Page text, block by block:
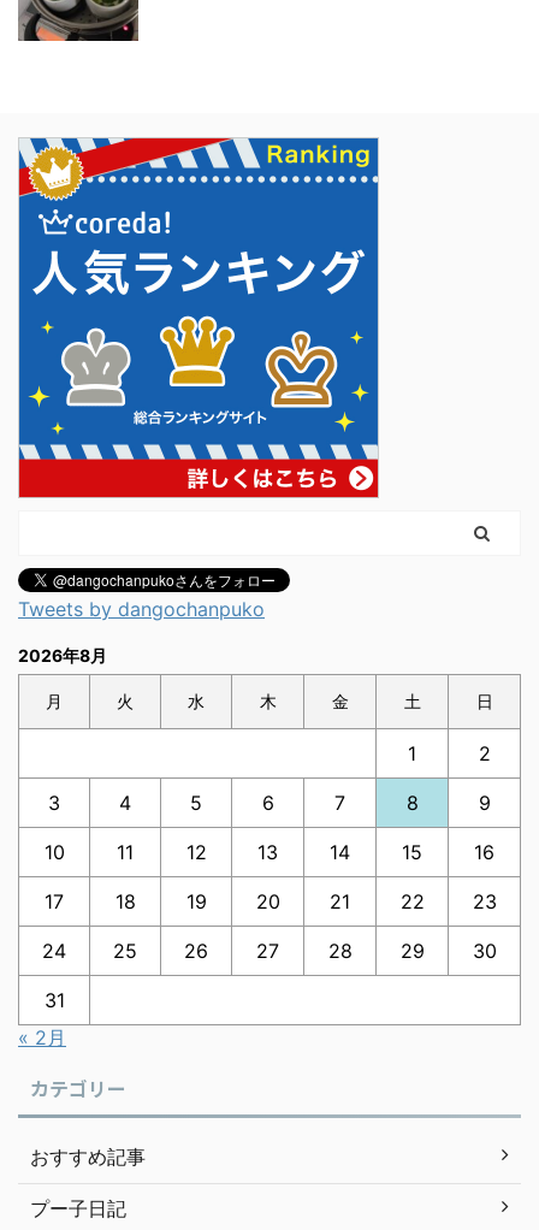
Tweets by dangochanpuko
2026年8月
月 火 水 木 金 土 日
1 2
3 4 5 6 7 8 9
10 11 12 13 14 15 16
17 18 19 20 21 22 23
24 25 26 27 28 29 30
31
« 2月
カテゴリー
おすすめ記事
プー子日記